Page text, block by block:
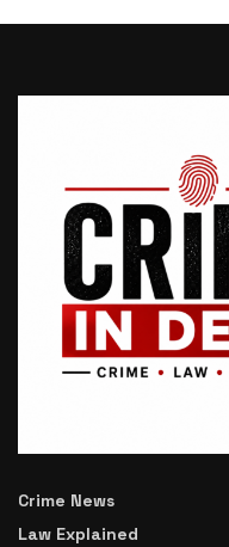
Crime News
Law Explained